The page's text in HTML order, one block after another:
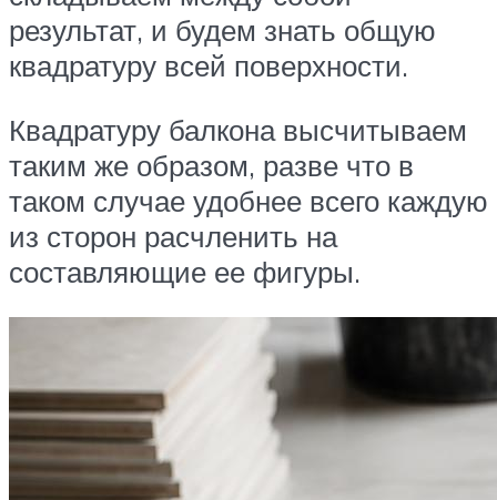
результат, и будем знать общую
квадратуру всей поверхности.
Квадратуру балкона высчитываем
таким же образом, разве что в
таком случае удобнее всего каждую
из сторон расчленить на
составляющие ее фигуры.